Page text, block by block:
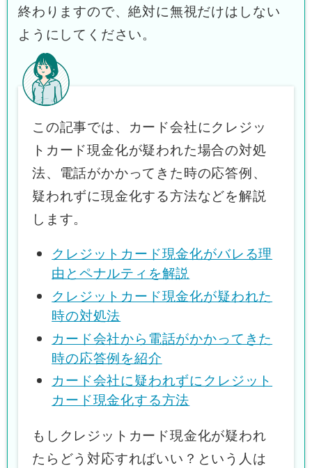
終わりますので、絶対に無視だけはしない
ようにしてください。
この記事では、カード会社にクレジッ
トカード現金化が疑われた場合の対処
法、電話がかかってきた時の応答例、
疑われずに現金化する方法などを解説
します。
クレジットカード現金化がバレる理
由とペナルティを解説
クレジットカード現金化が疑われた
時の対処法
カード会社から電話がかかってきた
時の応答例を紹介
カード会社に疑われずにクレジット
カード現金化する方法
もしクレジットカード現金化が疑われ
たらどう対応すればいい？という人は